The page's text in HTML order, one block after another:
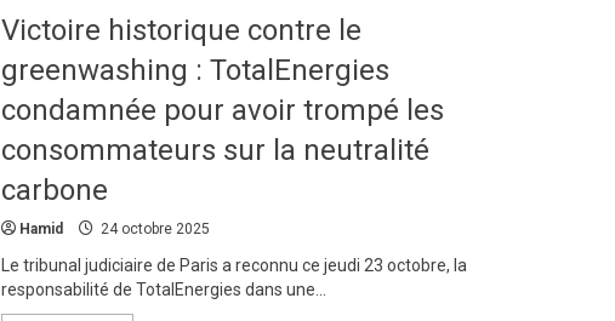
signent
à
Hanoï
le
premier
traité
de
l’ONU
contre
Victoire historique contre le
greenwashing : TotalEnergies
condamnée pour avoir trompé les
consommateurs sur la neutralité
carbone
Hamid 24 octobre 2025
Le tribunal judiciaire de Paris a reconnu ce jeudi 23 octobre, la
responsabilité de TotalEnergies dans une...